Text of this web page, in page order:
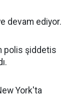
devam ediyor.
polis şiddetis
York'ta